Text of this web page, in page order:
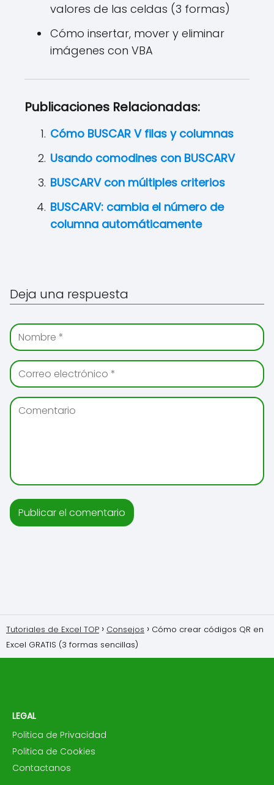
valores de las celdas (3 formas)
Cómo insertar, mover y eliminar
imágenes con VBA
Publicaciones Relacionadas:
Cómo BUSCAR V filas y columnas
Usando comodines con BUSCARV
BUSCARV con múltiples criterios
BUSCARV: cambia el número de
columna automáticamente
Deja una respuesta
Tutoriales de Excel TOP Consejos
Cómo crear códigos QR en
Excel GRATIS (3 formas sencillas)
LEGAL
Politica de Privacidad
Politica de Cookies
Contactanos